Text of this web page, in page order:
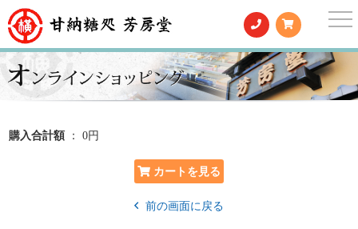
購入合計額 ： 0円
前の画面に戻る